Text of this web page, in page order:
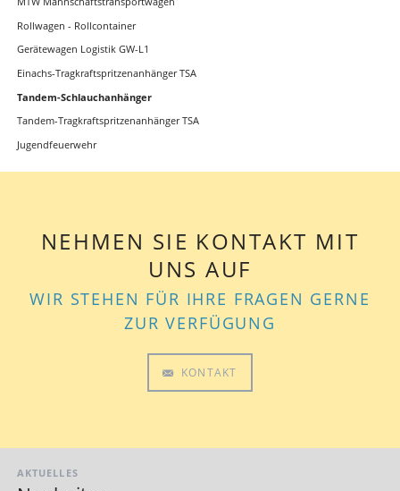
Rollwagen - Rollcontainer
Gerätewagen Logistik GW-L1
Einachs-Tragkraftspritzenanhänger TSA
Tandem-Schlauchanhänger
Tandem-Tragkraftspritzenanhänger TSA
Jugendfeuerwehr
NEHMEN SIE KONTAKT MIT
UNS AUF
WIR STEHEN FÜR IHRE FRAGEN GERNE
ZUR VERFÜGUNG
KONTAKT
AKTUELLES